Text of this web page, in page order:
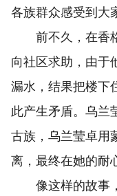
各族群众感受到大
前不久，在香格
向社区求助，由于
漏水，结果把楼下
此产生矛盾。乌兰
古族，乌兰莹卓用
离，最终在她的耐
像这样的故事，